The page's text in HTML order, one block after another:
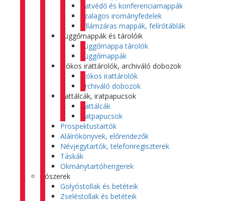
Iratvédő és konferenciamappák
Szalagos irományfedelek
Villámzáras mappák, felírótáblák
Függőmappák és tárolóik
Függőmappa tárolók
Függőmappák
Fiókos irattárolók, archiváló dobozok
Fiókos irattárolók
Archiváló dobozok
Irattálcák, iratpapucsok
Irattálcák
Iratpapucsok
Prospektustartók
Aláírókönyvek, előrendezők
Névjegytartók, telefonregiszterek
Táskák
Okmánytartóhengerek
Írószerek
Golyóstollak és betéteik
Zseléstollak és betéteik